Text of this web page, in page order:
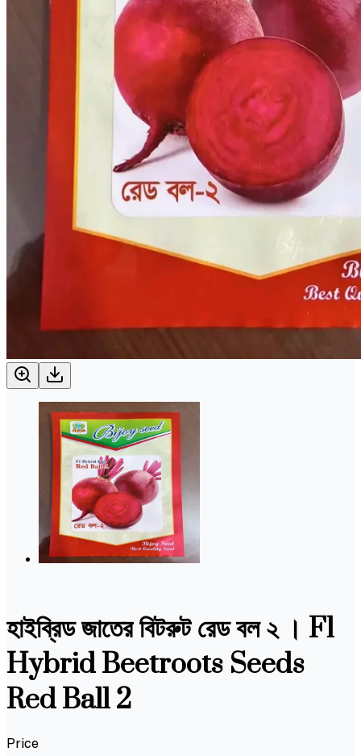
হাইব্রিড জাতের বিটরুট রেড বল ২ । F1
Hybrid Beetroots Seeds
Red Ball 2
Price